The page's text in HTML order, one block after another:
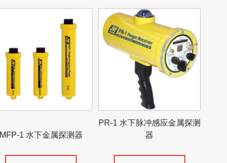
MFP-1 水下金属探测器
PR-1 水下脉冲感应金属探测
器